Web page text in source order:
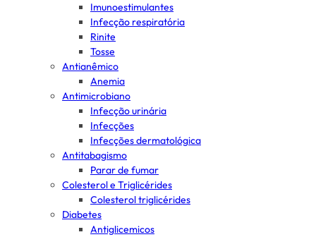
Imunoestimulantes
Infecção respiratória
Rinite
Tosse
Antianêmico
Anemia
Antimicrobiano
Infecção urinária
Infecções
Infecções dermatológica
Antitabagismo
Parar de fumar
Colesterol e Triglicérides
Colesterol triglicérides
Diabetes
Antiglicemicos